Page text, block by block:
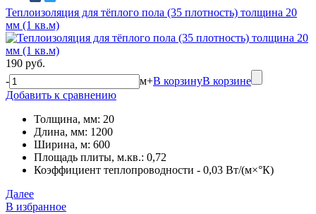
Теплоизоляция для тёплого пола (35 плотность) толщина 20
мм (1 кв.м)
190 руб.
-
м+В корзинуВ корзине
Добавить к сравнению
Толщина, мм: 20
Длина, мм: 1200
Ширина, м: 600
Площадь плиты, м.кв.: 0,72
Коэффициент теплопроводности - 0,03 Вт/(м×°К)
Далее
В избранное